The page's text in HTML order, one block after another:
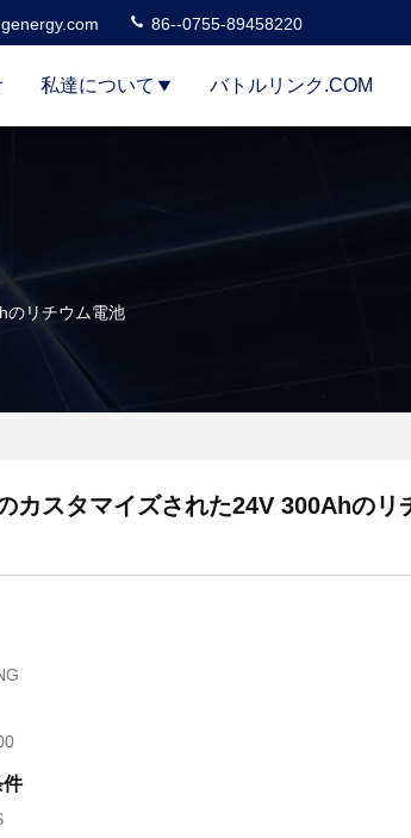
86--0755-89458220
私達について バトルリンク.COM
のリチウム電池
カスタマイズされた24V 300Ahのリ
件